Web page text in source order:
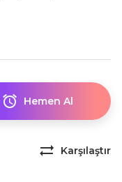
Hemen Al
Karşılaştır